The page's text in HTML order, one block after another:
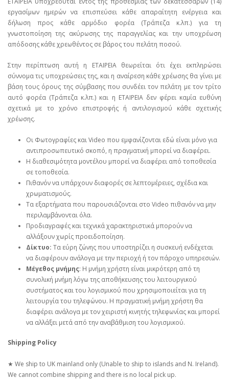
εργασίμων ημερών να επισπεύσει κάθε απαραίτητη ενέργεια και
δήλωση προς κάθε αρμόδιο φορέα (Τράπεζα κ.λπ.) για τη
γνωστοποίηση της ακύρωσης της παραγγελίας και την υποχρέωση
απόδοσης κάθε χρεωθέντος σε βάρος του πελάτη ποσού.
Στην περίπτωση αυτή η ΕΤΑΙΡΕΙΑ θεωρείται ότι έχει εκπληρώσει
σύννομα τις υποχρεώσεις της, και η αναίρεση κάθε χρέωσης θα γίνει με
βάση τους όρους της σύμβασης που συνδέει τον πελάτη με τον τρίτο
αυτό φορέα (Τράπεζα κ.λπ.) και η ΕΤΑΙΡΕΙΑ δεν φέρει καμία ευθύνη
σχετικά με το χρόνο επιστροφής ή αντιλογισμού κάθε σχετικής
χρέωσης.
Οι Φωτογραφίες και Video που εμφανίζονται εδώ είναι μόνο για
αντιπροσωπευτικό σκοπό, η πραγματική μπορεί να διαφέρει.
Η διαθεσιμότητα μοντέλου μπορεί να διαφέρει από τοποθεσία
σε τοποθεσία.
Πιθανόν να υπάρχουν διαφορές σε λεπτομέρειες, σχέδια και
χρωματισμούς.
Τα εξαρτήματα που παρουσιάζονται στο Video πιθανόν να μην
περιλαμβάνονται όλα.
Προδιαγραφές και τεχνικά χαρακτηριστικά μπορούν να
αλλάξουν χωρίς προειδοποίηση.
Δίκτυο: Τα εύρη ζώνης που υποστηρίζει η συσκευή ενδέχεται
να διαφέρουν ανάλογα με την περιοχή ή τον πάροχο υπηρεσιών.
Μέγεθος μνήμης: Η μνήμη χρήστη είναι μικρότερη από τη
συνολική μνήμη λόγω της αποθήκευσης του λειτουργικού
συστήματος και του λογισμικού που χρησιμοποιείται για τη
λειτουργία του τηλεφώνου. Η πραγματική μνήμη χρήστη θα
διαφέρει ανάλογα με τον χειριστή κινητής τηλεφωνίας και μπορεί
να αλλάξει μετά από την αναβάθμιση του λογισμικού.
Shipping Policy
★ We ship to UK mainland only (Unable to ship to islands and N. Ireland).
We cannot combine shipping and there is no local pick up.